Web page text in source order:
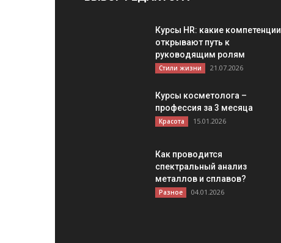
Курсы HR: какие компетенции
открывают путь к
руководящим ролям
Стили жизни 21.07.2026
Курсы косметолога –
профессия за 3 месяца
Красота 15.01.2026
Как проводится
спектральный анализ
металлов и сплавов?
Разное 04.01.2026